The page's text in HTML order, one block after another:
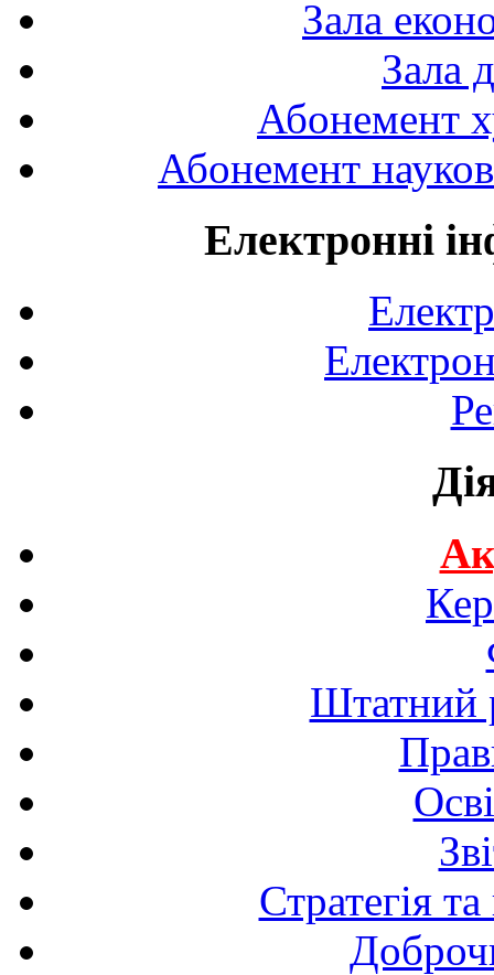
Зала
Зала
Абонемент
Абонемент
Електронні
Штатний
Стратегія